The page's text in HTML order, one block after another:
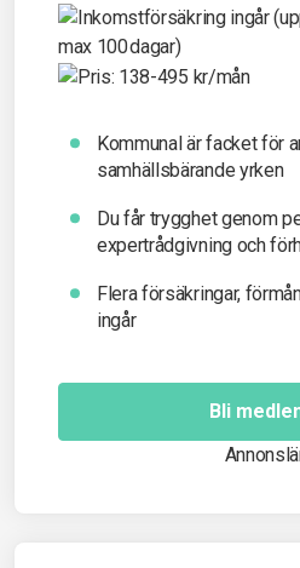
Kommunal är facket för
samhällsbärande yrken
Du får trygghet genom
expertrådgivning och
Flera försäkringar,
ingår
Bli